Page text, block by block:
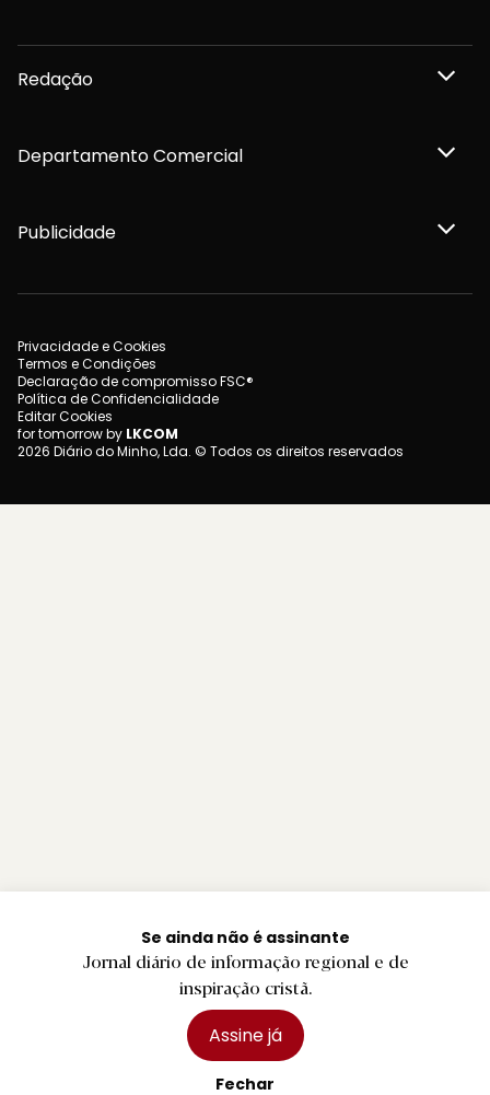
Se ainda não é assinante
Jornal diário de informação regional e de
inspiração cristã.
Assine já
Fechar
Redação
Departamento Comercial
Publicidade
Privacidade e Cookies
Termos e Condições
Declaração de compromisso FSC®
Política de Confidencialidade
Editar Cookies
for tomorrow by LKCOM
2026 Diário do Minho, Lda. © Todos os direitos reservados